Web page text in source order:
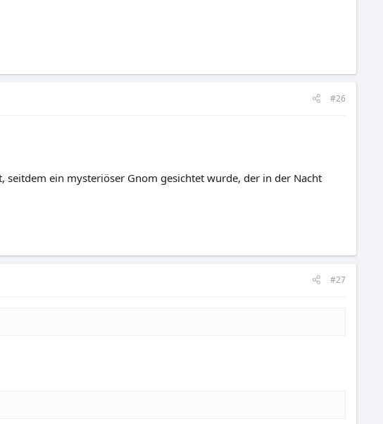
#26
ein mysteriöser Gnom gesichtet wurde, der in der Nacht
#27